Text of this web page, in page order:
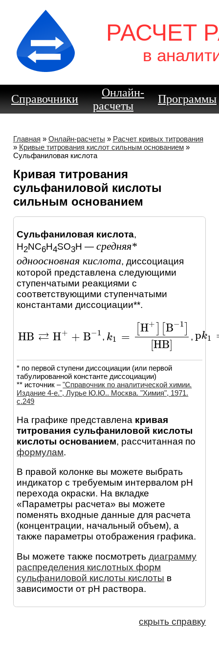
РАСЧЕТ
в
Справочники
Онлайн-
расчеты
Программы
Главная » Онлайн-расчеты » Расчет кривых титрования
» Кривые титрования кислот сильным основанием»
Сульфаниловая кислота
Кривая титрования
сульфаниловой кислоты
сильным основанием
Сульфаниловая кислота,
H2NC6H4SO3H —средняя*
одноосновная кислота, диссоциация
которой представлена следующими
ступенчатыми реакциями c
соответствующими ступенчатыми
константами диссоциации**.
HB ⇄ H+ + B−1
HB⇄H+ +B - , k1 =
[H+ B−1
[HB]
k1 =[H +][B-1][HB] , pk1
pk1
* по первой ступени диссоциации (или первой
табулированной константе диссоциации)
** источник –"Справочник по аналитической химии.
Издание 4-е.", Лурье Ю.Ю.. Москва. "Химия", 1971.
c.249
На графике представлена кривая
титрования сульфаниловой кислоты
кислоты основанием, рассчитанная по
формулам.
В правой колонке вы можете выбрать
индикатор с требуемым интервалом pH
перехода окраски. На вкладке
«Параметры расчета» вы можете
поменять входные данные для расчета
(концентрации, начальный объем), а
также параметры отображения графика.
Вы можете также посмотретьдиаграмму
распределения кислотных форм
сульфаниловой кислоты кислоты в
зависимости от pH раствора.
скрыть справку